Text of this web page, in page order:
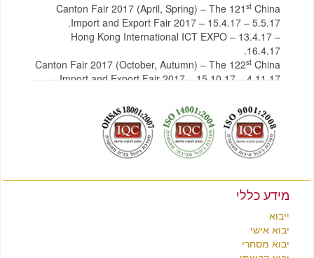
Canton Fair 2017 (April, Spring) – The 121 stChina
Import and Export Fair 2017 – 15.4.17 – 5.5.17.
Hong Kong International ICT EXPO – 13.4.17 –
16.4.17.
Canton Fair 2017 (October, Autumn) – The 122 stChina
Import and Export Fair 2017 – 15.10.17 – 4.11.17
לצפייה בקטלוג רהיטים מסיןלחץ כאן
מידע כללי
ייבוא
יבוא אישי
יבוא מסחרי